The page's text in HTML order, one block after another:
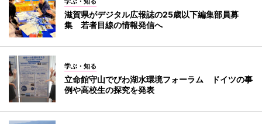
滋賀県がデジタル広報誌の25歳以下編集部員募
集 若者目線の情報発信へ
学ぶ・知る
立命館守山でびわ湖水環境フォーラム ドイツの事
例や高校生の探究を発表